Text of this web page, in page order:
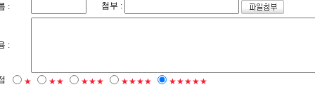
: 첨부 :
:
★ ★★ ★★★ ★★★★ ★★★★★